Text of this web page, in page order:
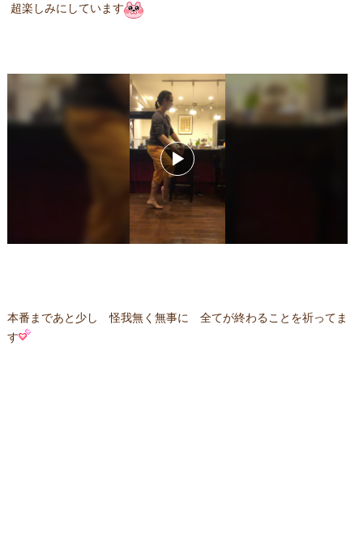
超楽しみにしています
本番まであと少し 怪我無く無事に 全てが終わることを祈ってま
す